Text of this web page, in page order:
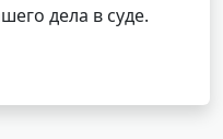
дела в суде.